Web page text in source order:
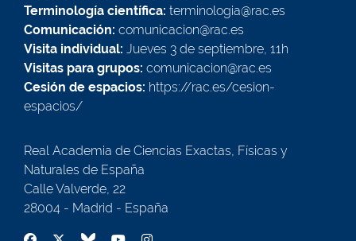
Terminología científica: terminologia@rac.es
Comunicación: comunicacion@rac.es
Visita individual: Jueves 3 de septiembre, 11h
Visitas para grupos: comunicacion@rac.es
Cesión de espacios: https://rac.es/cesion-
espacios/
Real Academia de Ciencias Exactas, Físicas y
Naturales de España
Calle Valverde, 22
28004 - Madrid - España